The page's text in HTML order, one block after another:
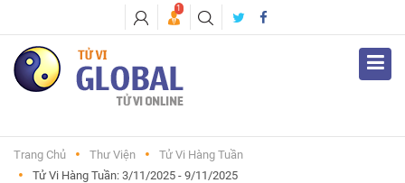
1
Trang Chủ Thư Viện
Tử Vi Hàng Tuần
Tử Vi Hàng Tuần: 3/11/2025 - 9/11/2025